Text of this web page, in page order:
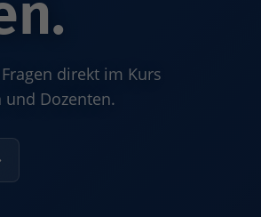
direkt im Kurs
Dozenten.